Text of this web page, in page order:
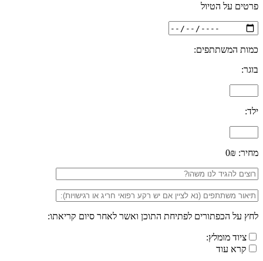
פרטים על הטיול
כמות המשתתפים:
בוגר:
ילד:
מחיר: 0₪
לחץ על הכפתורים לפתיחת התוכן ואשר לאחר סיום קריאתו:
ציוד מומלץ:
קרא עוד